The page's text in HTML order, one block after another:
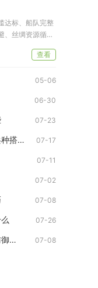
达标、船队完整
、丝绸资源循环
查看
05-06
06-30
07-23
少年三国志吴国混搭阵容如何进行兵种搭配 07-17
07-11
07-02
07-08
07-26
怎样才能够提高少年三国志护盾的防御效果 07-08